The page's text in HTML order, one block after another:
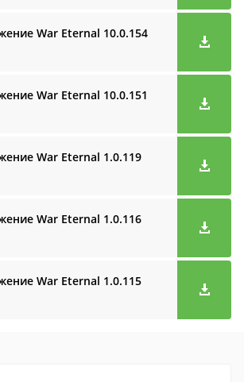
War Eternal 10.0.154
War Eternal 10.0.151
War Eternal 1.0.119
War Eternal 1.0.116
War Eternal 1.0.115